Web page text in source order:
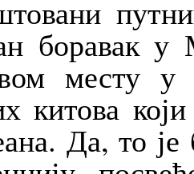
боравак
месту у
китова
Да, то